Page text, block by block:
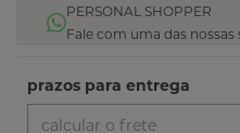
PERSONAL SHOPPER
Fale com uma das nossas